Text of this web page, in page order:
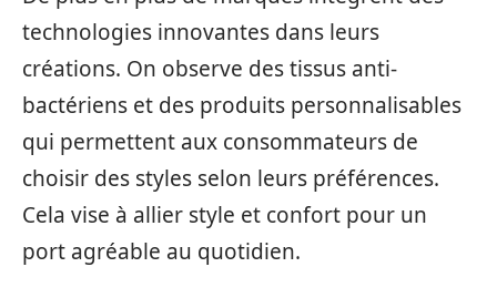
technologies innovantes dans leurs
créations. On observe des tissus anti-
bactériens et des produits personnalisables
qui permettent aux consommateurs de
choisir des styles selon leurs préférences.
Cela vise à allier style et confort pour un
port agréable au quotidien.